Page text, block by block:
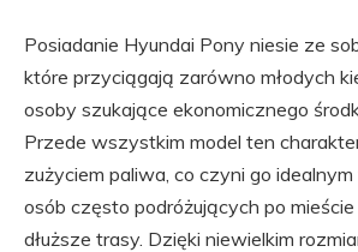
Posiadanie Hyundai Pony niesie ze
które przyciągają zarówno młodych
osoby szukające ekonomicznego
Przede wszystkim model ten
zużyciem paliwa, co czyni go
osób często podróżujących po
dłuższe trasy. Dzięki niewielkim